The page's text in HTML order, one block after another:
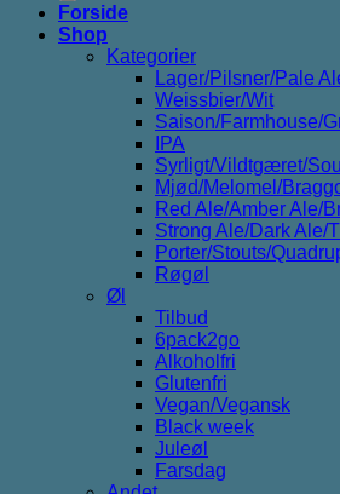
Forside
Shop
Kategorier
Lager/Pilsner/Pale
Weissbier/Wit
Saison/Farmhouse/
IPA
Syrligt/Vildtgæret/
Mjød/Melomel/
Red Ale/Amber Ale/
Strong Ale/Dark Ale/
Porter/Stouts/
Røgøl
Øl
Tilbud
6pack2go
Alkoholfri
Glutenfri
Vegan/Vegansk
Black week
Juleøl
Farsdag